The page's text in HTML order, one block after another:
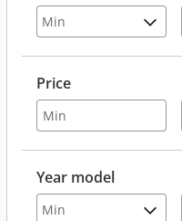
Price
Year model